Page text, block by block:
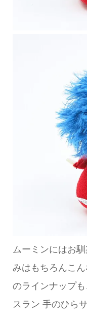
ムーミンにはお
みはもちろんこ
のラインナップ
スラン 手のひら